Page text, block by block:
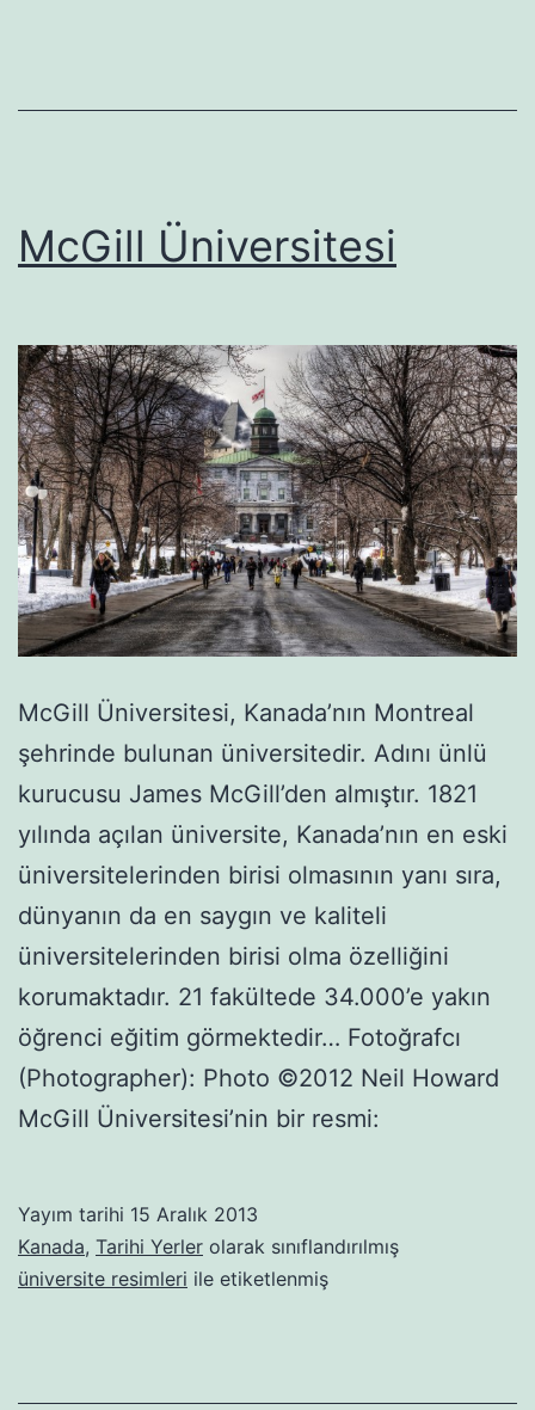
McGill Üniversitesi
McGill Üniversitesi, Kanada’nın Montreal
şehrinde bulunan üniversitedir. Adını ünlü
kurucusu James McGill’den almıştır. 1821
yılında açılan üniversite, Kanada’nın en eski
üniversitelerinden birisi olmasının yanı sıra,
dünyanın da en saygın ve kaliteli
üniversitelerinden birisi olma özelliğini
korumaktadır. 21 fakültede 34.000’e yakın
öğrenci eğitim görmektedir… Fotoğrafcı
(Photographer): Photo ©2012 Neil Howard
McGill Üniversitesi’nin bir resmi:
Yayım tarihi 15 Aralık 2013
Kanada, Tarihi Yerler olarak sınıflandırılmış
üniversite resimleri ile etiketlenmiş